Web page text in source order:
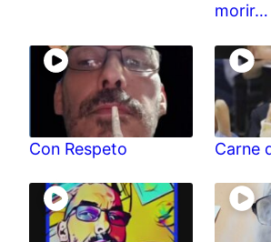
morir…
Con Respeto Carne